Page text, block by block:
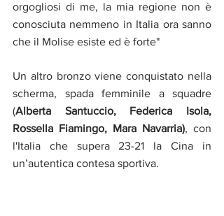
orgogliosi di me, la mia regione non è
conosciuta nemmeno in Italia ora sanno
che il Molise esiste ed è forte"
Un altro bronzo viene conquistato nella
scherma, spada femminile a squadre
(Alberta Santuccio, Federica Isola,
Rossella Fiamingo, Mara Navarria), con
l'Italia che supera 23-21 la Cina in
un’autentica contesa sportiva.